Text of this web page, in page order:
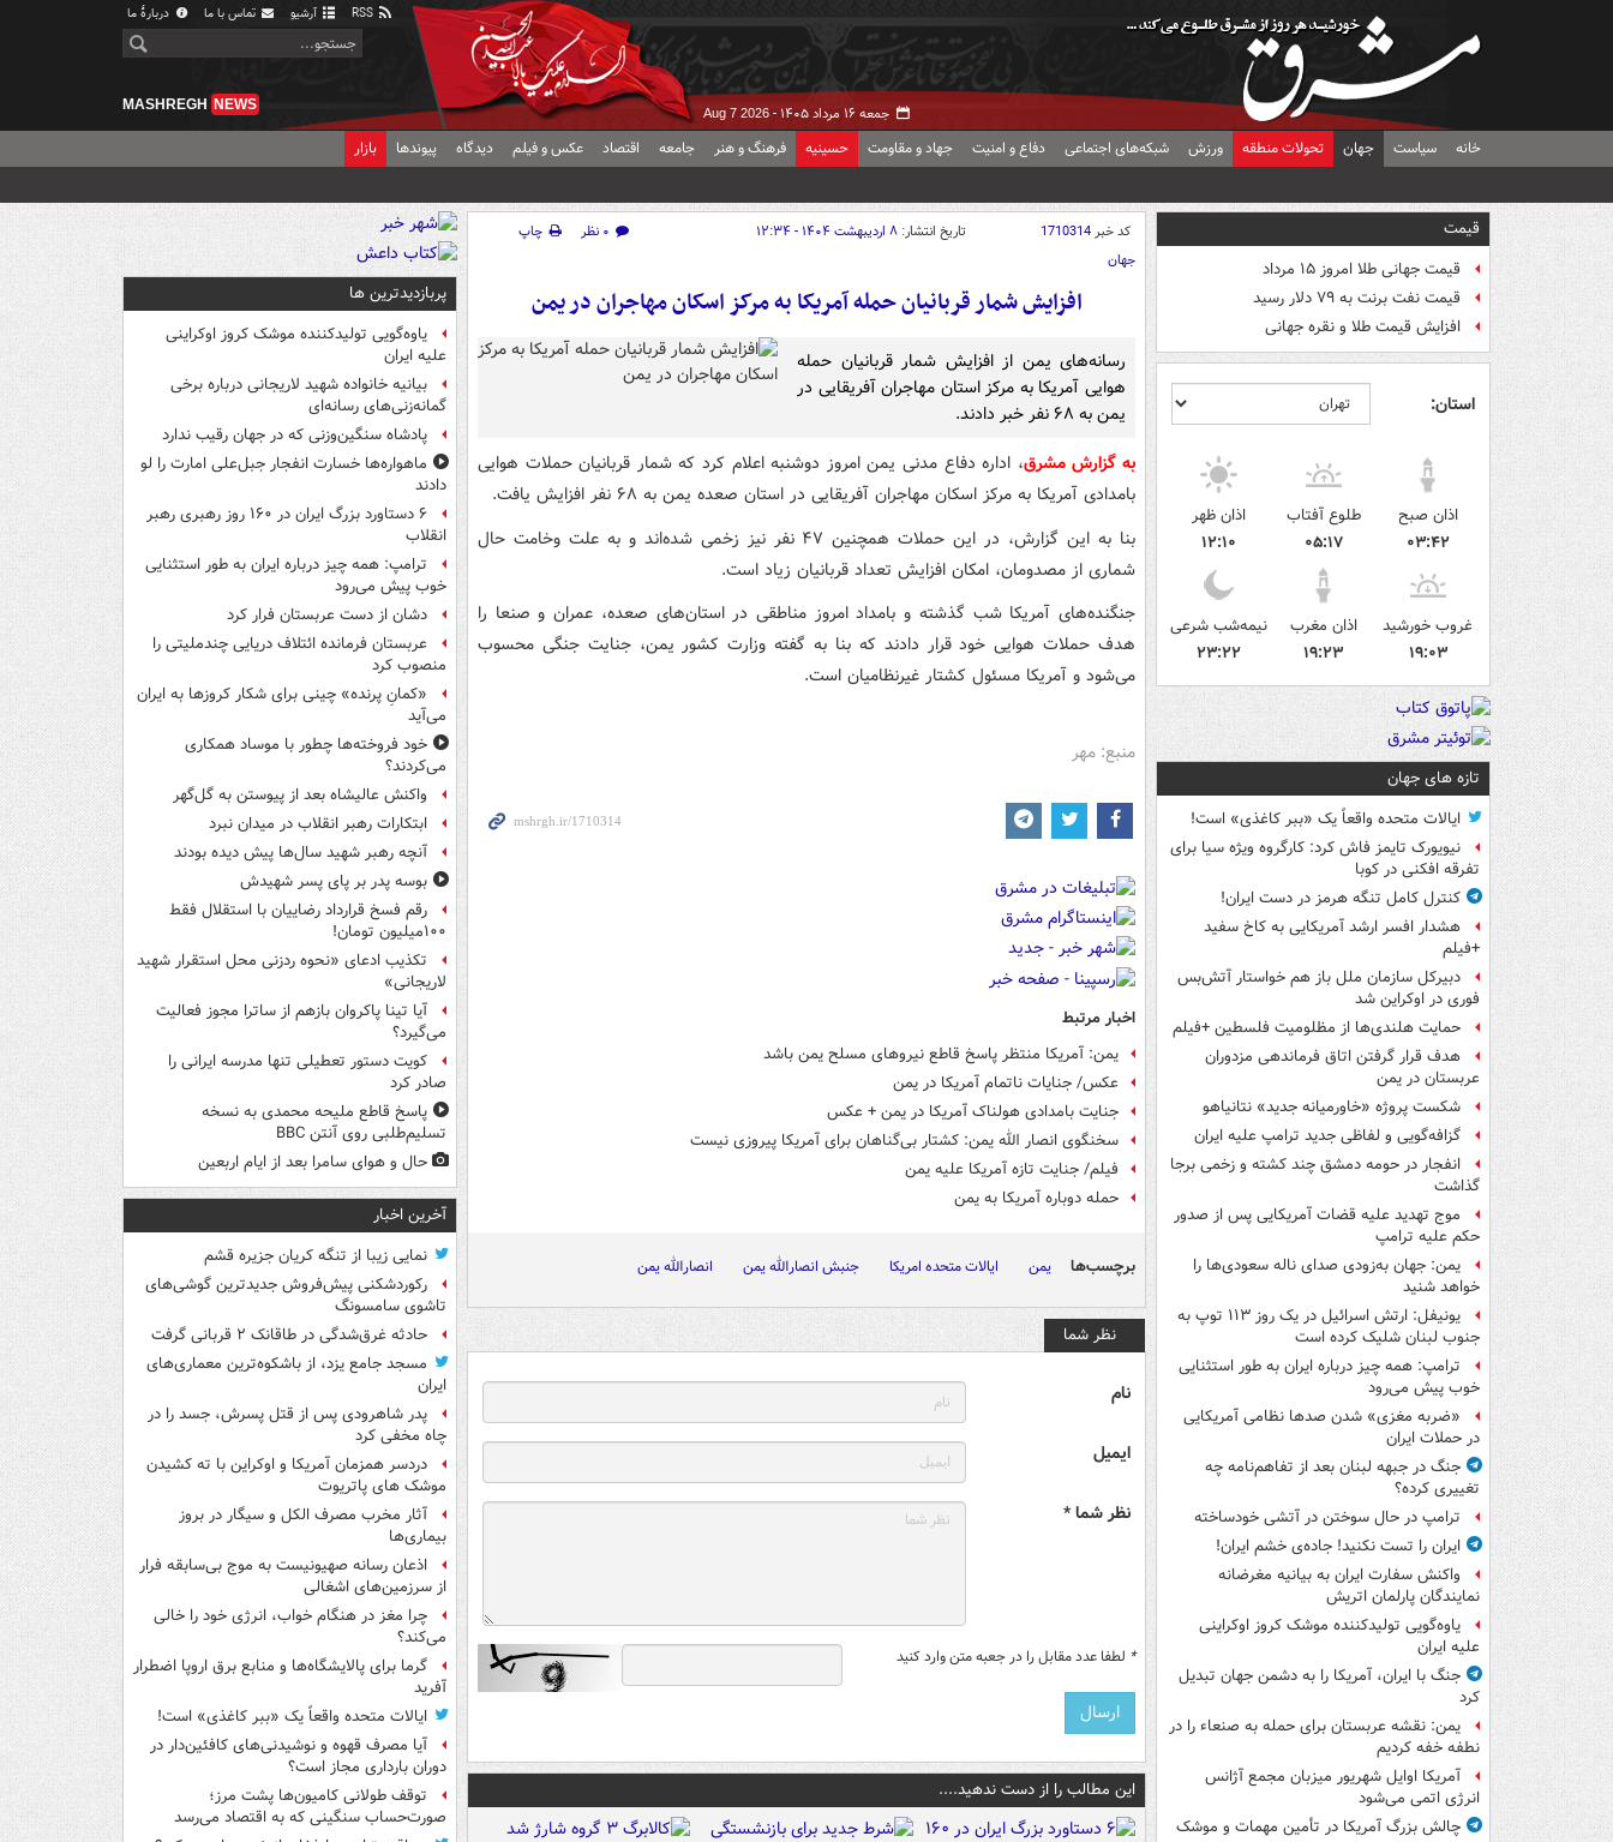
آرشیو تماس با ما دربارهٔ ما
جمعه ۱۶ مرداد ۱۴۰۵ - Aug 7 2026
MASHREGH NEWS
خانه سیاست جهان تحولات منطقه ورزش شبکه‌های اجتماعی دفاع و امنیت جهاد و مقاومت حسینیه فرهنگ و هنر جامعه اقتصاد عکس و فیلم دیدگاه پیوندها بازار
قیمت
قیمت جهانی طلا امروز ۱۵ مرداد
قیمت نفت برنت به ۷۹ دلار رسید
افزایش قیمت طلا و نقره جهانی
استان:
اذان صبح
۰۳:۴۲
طلوع آفتاب
۰۵:۱۷
اذان ظهر
۱۲:۱۰
غروب خورشید
۱۹:۰۳
اذان مغرب
۱۹:۲۳
نیمه‌شب شرعی
۲۳:۲۲
تازه های جهان
ایالات متحده واقعاً یک «ببر کاغذی» است!
نیویورک تایمز فاش کرد: کارگروه ویژه سیا برای
تفرقه افکنی در کوبا
کنترل کامل تنگه هرمز در دست ایران!
هشدار افسر ارشد آمریکایی به کاخ سفید
+فیلم
دبیرکل سازمان ملل باز هم خواستار آتش‌بس
فوری در اوکراین شد
حمایت هلندی‌ها از مظلومیت فلسطین +فیلم
هدف قرار گرفتن اتاق‌ فرماندهی مزدوران
عربستان در یمن
شکست پروژه «خاورمیانه جدید» نتانیاهو
گزافه‌گویی و لفاظی جدید ترامپ علیه ایران
انفجار در حومه دمشق چند کشته و زخمی برجا
گذاشت
موج تهدید علیه قضات آمریکایی پس از صدور
حکم علیه ترامپ
یمن: جهان به‌زودی صدای ناله سعودی‌ها را
خواهد شنید
یونیفل: ارتش اسرائیل در یک روز ۱۱۳ توپ به
جنوب لبنان شلیک کرده است
ترامپ: همه چیز درباره ایران به طور استثنایی
خوب پیش می‌رود
«ضربه مغزی» شدن صدها نظامی آمریکایی
در حملات ایران
جنگ در جبهه لبنان بعد از تفاهم‌نامه چه
تغییری کرده؟
ترامپ در حال سوختن در آتشی خودساخته
ایران را تست نکنید! جاده‌ی خشم ایران!
واکنش سفارت ایران به بیانیه مغرضانه
نمایندگان پارلمان اتریش
یاوه‌گویی تولیدکننده موشک کروز اوکراینی
علیه ایران
جنگ با ایران، آمریکا را به دشمن جهان تبدیل
کرد
یمن: نقشه عربستان برای حمله به صنعاء را در
نطفه خفه کردیم
آمریکا اوایل شهریور میزبان مجمع آژانس
انرژی اتمی می‌شود
چالش بزرگ آمریکا در تأمین مهمات و موشک
کد خبر1710314 تاریخ انتشار: ۸ اردیبهشت ۱۴۰۴ - ۱۲:۳۴ ۰ نظر
چاپ
جهان
افزایش شمار قربانیان حمله آمریکا به مرکز اسکان مهاجران در یمن
رسانه‌های یمن از افزایش شمار قربانیان حمله
هوایی آمریکا به مرکز استان مهاجران آفریقایی در
یمن به ۶۸ نفر خبر دادند.
به گزارش مشرق، اداره دفاع مدنی یمن امروز دوشنبه اعلام کرد که شمار قربانیان حملات هوایی
بامدادی آمریکا به مرکز اسکان مهاجران آفریقایی در استان صعده یمن به ۶۸ نفر افزایش یافت.
بنا به این گزارش، در این حملات همچنین ۴۷ نفر نیز زخمی شده‌اند و به علت وخامت حال
شماری از مصدومان، امکان افزایش تعداد قربانیان زیاد است.
جنگنده‌های آمریکا شب گذشته و بامداد امروز مناطقی در استان‌های صعده، عمران و صنعا را
هدف حملات هوایی خود قرار دادند که بنا به گفته وزارت کشور یمن، جنایت جنگی محسوب
می‌شود و آمریکا مسئول کشتار غیرنظامیان است.
منبع: مهر
اخبار مرتبط
یمن: آمریکا منتظر پاسخ قاطع نیروهای مسلح یمن باشد
عکس/ جنایات ناتمام آمریکا در یمن
جنایت بامدادی هولناک آمریکا در یمن + عکس
سخنگوی انصار الله یمن: کشتار بی‌گناهان برای آمریکا پیروزی نیست
فیلم/ جنایت تازه آمریکا علیه یمن
حمله دوباره آمریکا به یمن
برچسب‌ها یمن ایالات متحده امریکا جنبش انصارالله یمن انصارالله یمن
نظر شما
نام
ایمیل
نظر شما *
* لطفا عدد مقابل را در جعبه متن وارد کنید
این مطالب را از دست ندهید....
پربازدیدترین ها
یاوه‌گویی تولیدکننده موشک کروز اوکراینی
علیه ایران
بیانیه خانواده شهید لاریجانی درباره برخی
گمانه‌زنی‌های رسانه‌ای
پادشاه سنگین‌وزنی که در جهان رقیب ندارد
ماهواره‌ها خسارت انفجار جبل‌علی امارت را لو
دادند
۶ دستاورد بزرگ ایران در ۱۶۰ روز رهبری رهبر
انقلاب
ترامپ: همه چیز درباره ایران به طور استثنایی
خوب پیش می‌رود
دشان از دست عربستان فرار کرد
عربستان فرمانده ائتلاف دریایی چندملیتی را
منصوب کرد
«کمانِ پرنده» چینی برای شکار کروزها به ایران
می‌آید
خود فروخته‌ها چطور با موساد همکاری
می‌کردند؟
واکنش عالیشاه بعد از پیوستن به گل‌گهر
ابتکارات رهبر انقلاب در میدان نبرد
آنچه رهبر شهید سال‌ها پیش دیده بودند
بوسه‌ پدر بر پای پسر شهیدش
رقم فسخ قرارداد رضاییان با استقلال فقط
۱۰۰میلیون تومان!
تکذیب ادعای «نحوه ردزنی محل استقرار شهید
لاریجانی»
آیا تینا پاکروان بازهم از ساترا مجوز فعالیت
می‌گیرد؟
کویت دستور تعطیلی تنها مدرسه ایرانی را
صادر کرد
پاسخ قاطع ملیحه محمدی به نسخه
تسلیم‌طلبی روی آنتن BBC
حال و هوای سامرا بعد از ایام اربعین
آخرین اخبار
نمایی زیبا از تنگه کریان جزیره قشم
رکوردشکنی پیش‌فروش جدیدترین گوشی‌های
تاشوی سامسونگ
حادثه غرق‌شدگی در طاقانک ۲ قربانی گرفت
مسجد جامع یزد، از باشکوه‌ترین معماری‌های
ایران
پدر شاهرودی پس از قتل پسرش، جسد را در
چاه مخفی کرد
دردسر همزمان آمریکا و اوکراین با ته کشیدن
موشک های پاتریوت
آثار مخرب مصرف الکل و سیگار در بروز
بیماری‌ها
اذعان رسانه صهیونیست به موج بی‌سابقه فرار
از سرزمین‌های اشغالی
چرا مغز در هنگام خواب، انرژی خود را خالی
می‌کند؟
گرما برای پالایشگاه‌ها و منابع برق اروپا اضطرار
آفرید
ایالات متحده واقعاً یک «ببر کاغذی» است!
آیا مصرف قهوه و نوشیدنی‌های کافئین‌دار در
دوران بارداری مجاز است؟
توقف طولانی کامیون‌ها پشت مرز؛
صورت‌حساب سنگینی که به اقتصاد می‌رسد